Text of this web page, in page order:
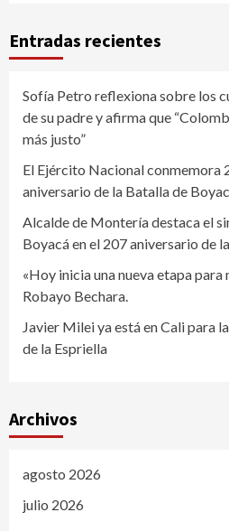
Entradas recientes
Sofía Petro reflexiona sobre los
de su padre y afirma que
más justo”
El Ejército Nacional conmemora
aniversario de la Batalla de
Alcalde de Montería destaca el
Boyacá en el 207 aniversario de
«Hoy inicia una nueva etapa para
Robayo Bechara.
Javier Milei ya está en Cali para
de la Espriella
Archivos
agosto 2026
julio 2026